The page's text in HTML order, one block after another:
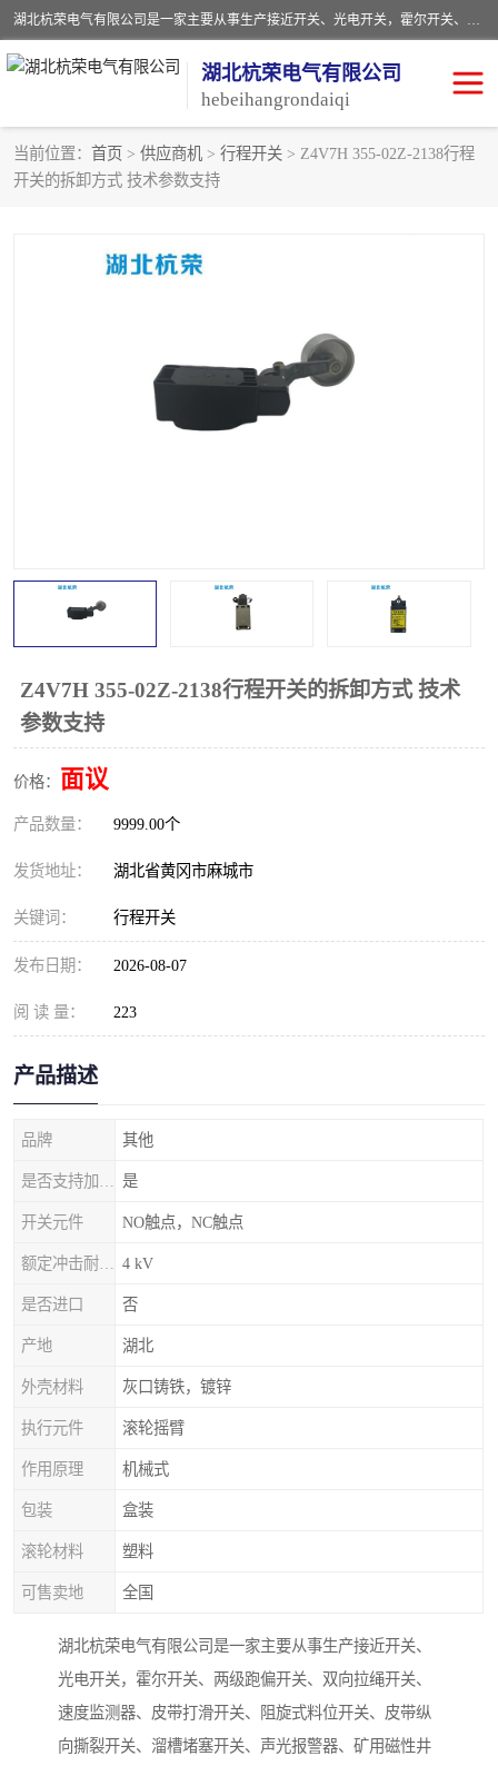
湖北杭荣电气有限公司是一家主要从事生产接近开关、光电开关，霍尔开关、两级跑偏开关、双向拉绳开关、速度监测器、皮带打滑开关、阻旋式料位开关、皮带纵向撕裂开关、溜槽堵塞开关、声光报警器、矿用磁性井筒开关等，主营行业：电气设备、仪器仪表制造, 高低压电器，成套电气设备，矿用防爆机电设备，皮带机综合保护系统，防爆电器，传感器，工矿配件，电器配件，自动化工业机器人的研发，制造，加工销售。
湖北杭荣电气有限公司
hebeihangrondaiqi
当前位置： 首页 > 供应商机 > 行程开关 > Z4V7H 355-02Z-2138行程
开关的拆卸方式 技术参数支持
Z4V7H 355-02Z-2138行程开关的拆卸方式 技术
参数支持
价格： 面议
产品数量： 9999.00个
发货地址： 湖北省黄冈市麻城市
关键词： 行程开关
发布日期： 2026-08-07
阅 读 量： 223
产品描述
品牌 其他
是
开关元件 NO触点，NC触点
4 kV
是否进口 否
产地 湖北
外壳材料 灰口铸铁，镀锌
执行元件 滚轮摇臂
作用原理 机械式
包装 盒装
滚轮材料 塑料
可售卖地 全国
湖北杭荣电气有限公司是一家主要从事生产接近开关、
光电开关，霍尔开关、两级跑偏开关、双向拉绳开关、
速度监测器、皮带打滑开关、阻旋式料位开关、皮带纵
向撕裂开关、溜槽堵塞开关、声光报警器、矿用磁性井
阻旋料位开关
滑线指示灯
光电开关
限位开关 速度检测器
速度传感器
微电脑超速开关